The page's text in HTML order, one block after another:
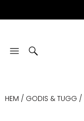
HEM / GODIS & TUGG /